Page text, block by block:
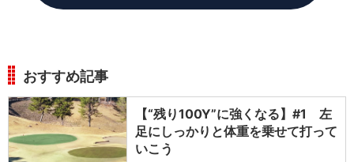
おすすめ記事
【“残り100Y”に強くなる】#1 左
足にしっかりと体重を乗せて打って
いこう